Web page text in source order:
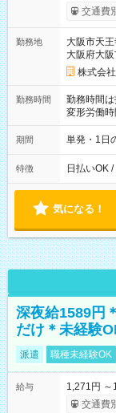
働いたそ
交通費
勤務地
大阪市天王
大阪府大
株式会
勤務時間
勤務時間は
変形労働時間制
00～20：
期間 単発・1日
特徴 日払いOK
気になる！
深夜給1589円
だけ＊未経験
派遣 職種未経験OK
給与
1,271円
交通費